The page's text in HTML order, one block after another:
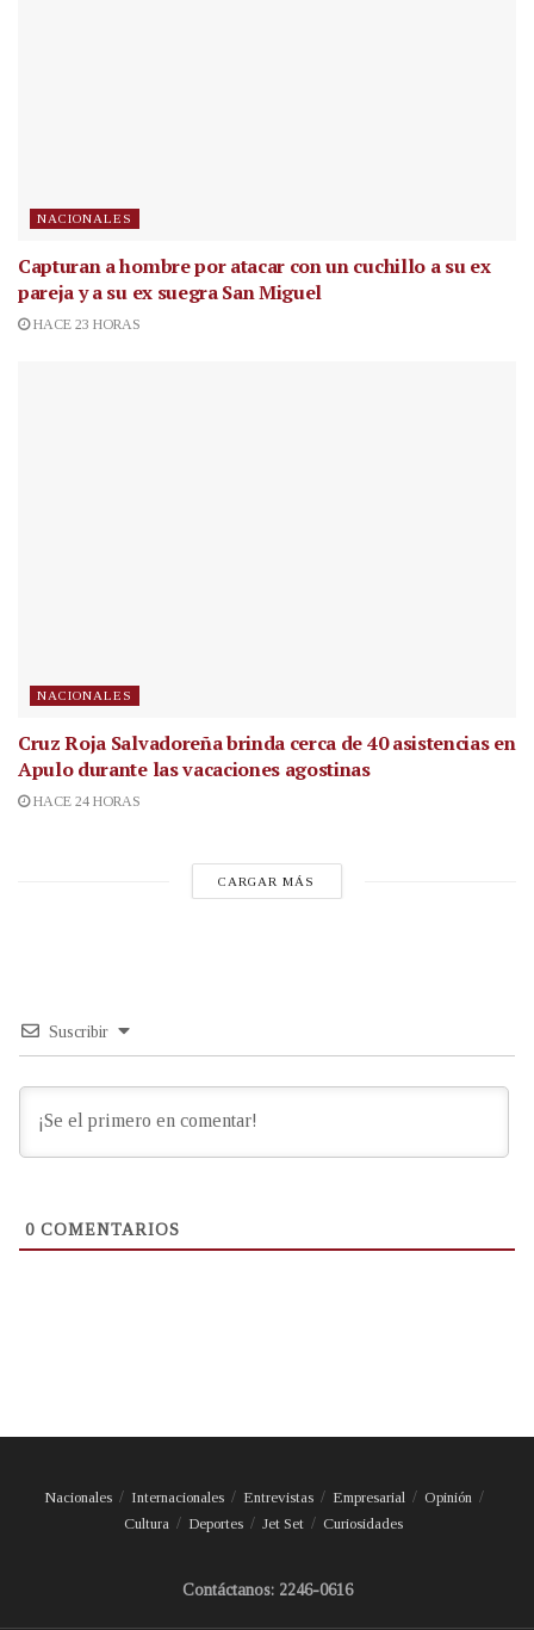
NACIONALES
Capturan a hombre por atacar con un cuchillo a su ex
pareja y a su ex suegra San Miguel
HACE 23 HORAS
NACIONALES
Cruz Roja Salvadoreña brinda cerca de 40 asistencias en
Apulo durante las vacaciones agostinas
HACE 24 HORAS
CARGAR MÁS
Suscribir
0 COMENTARIOS
Nacionales Internacionales Entrevistas Empresarial
Opinión
Cultura
Deportes Jet Set Curiosidades
Contáctanos: 2246-0616